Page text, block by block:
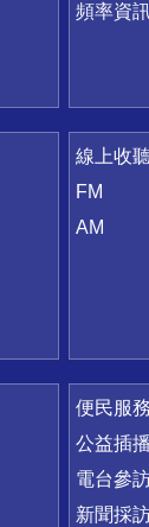
頻率資
線上收聽
FM
AM
便民服務
公益插播
電台參
新聞採